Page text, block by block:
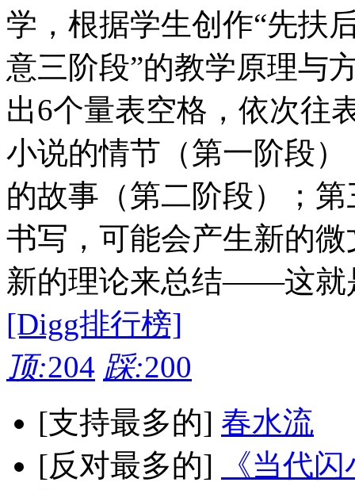
学，根据学生创作“先扶
意三阶段”的教学原理与
出6个量表空格，依次往
小说的情节（第一阶段
的故事（第二阶段）；
书写，可能会产生新的
新的理论来总结——这就
[Digg排行榜]
顶:204 踩:200
[支持最多的] 春水流
[反对最多的]
《当代